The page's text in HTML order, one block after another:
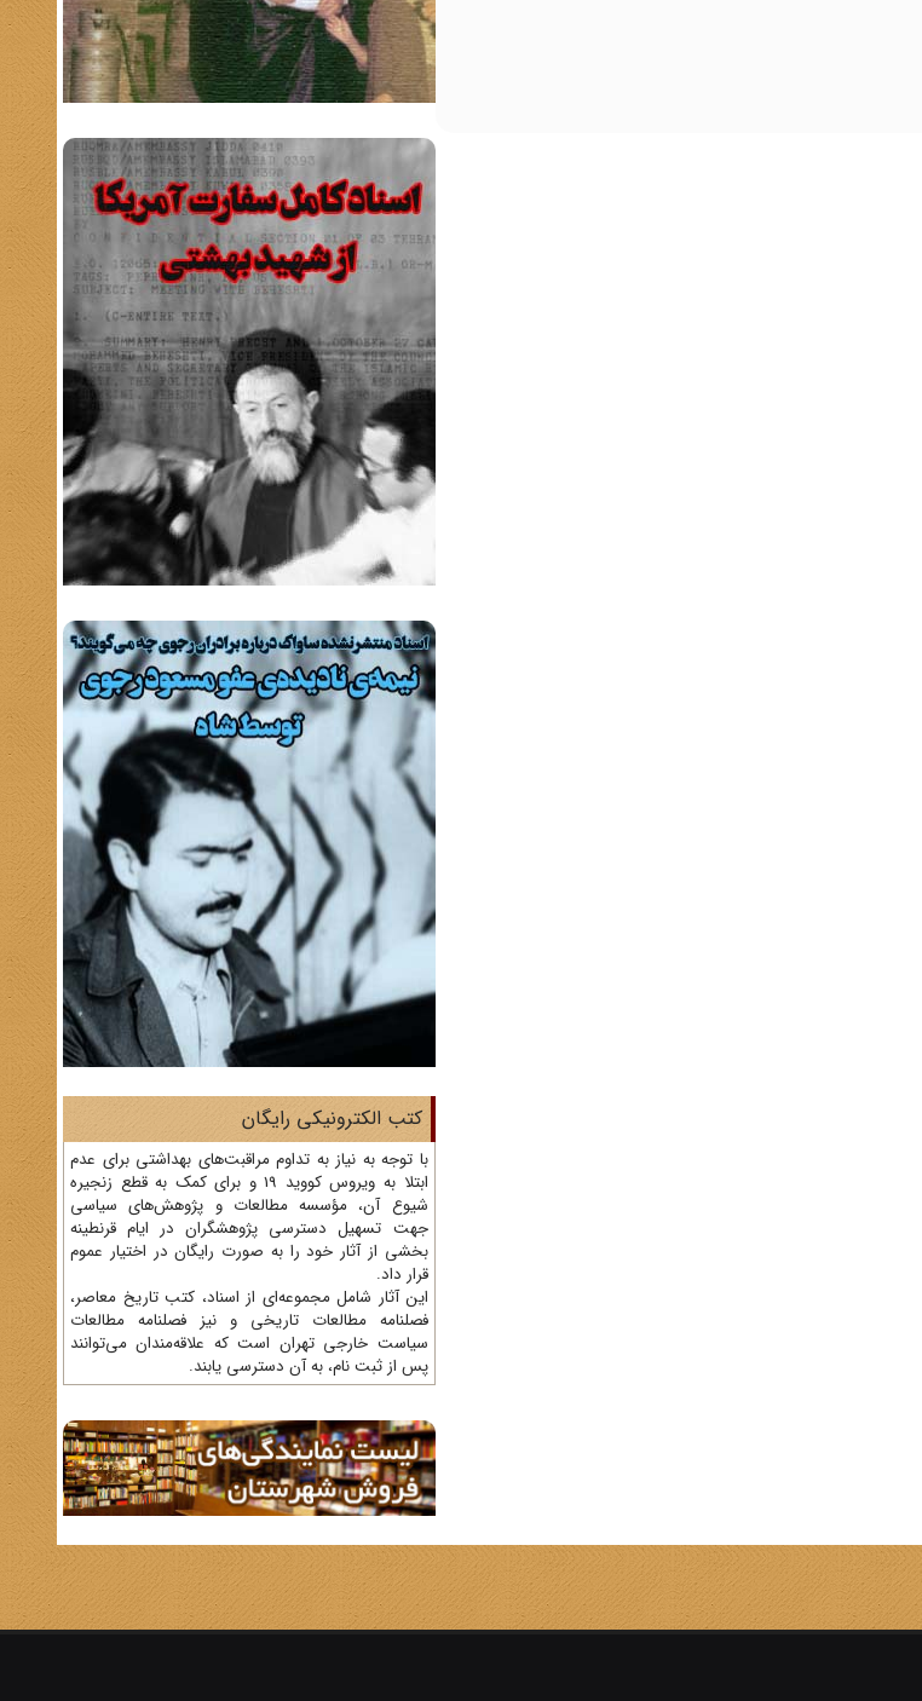
کتب الکترونیکی رایگان
با توجه به نیاز به تداوم مراقبت‌های بهداشتی برای عدم
ابتلا به ویروس کووید 19 و برای کمک به قطع زنجیره
شیوع آن، مؤسسه مطالعات و پژوهش‌های سیاسی
جهت تسهیل دسترسی پژوهشگران در ایام قرنطینه
بخشی از آثار خود را به صورت رایگان در اختیار عموم
قرار داد.
این آثار شامل مجموعه‌ای از اسناد، کتب تاریخ معاصر،
فصلنامه‌ مطالعات تاریخی و نیز فصلنامه مطالعات
سیاست خارجی تهران است که علاقه‌مندان می‌توانند
پس از ثبت نام، به آن دسترسی یابند.